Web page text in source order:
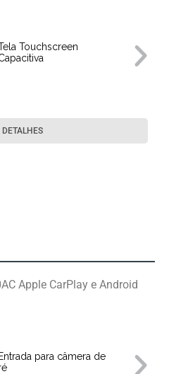
Touchscreen
DETALHES
Apple CarPlay e Android
Entrada para câmera de